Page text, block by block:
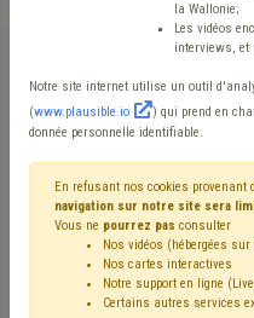
Mis en ligne le 20 Février 2024
la Wallonie;
Les vidéos
interviews, et
Notre site internet utilise un outil
(www.plausible.io
) qui prend en
donnée personnelle identifiable.
En refusant nos cookies provenant
navigation sur notre site sera
Vous ne pourrez pas consulter
Nos vidéos (hébergées sur
Nos cartes interactives
Notre support en ligne
Certains autres services